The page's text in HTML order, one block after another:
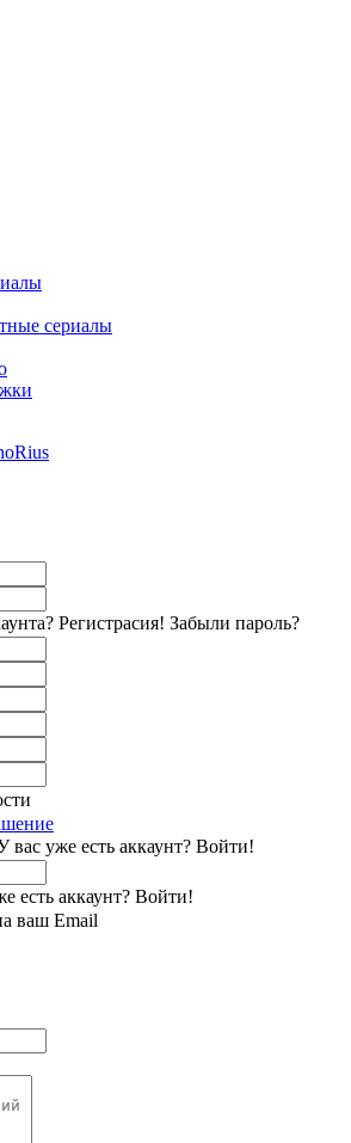
сериалы
Регистраcия! Забыли пароль?
вас уже есть аккаунт? Войти!
есть аккаунт? Войти!
ваш Email